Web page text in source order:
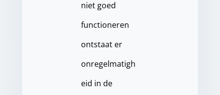
niet goed
functioneren
ontstaat er
onregelmatigh
eid in de